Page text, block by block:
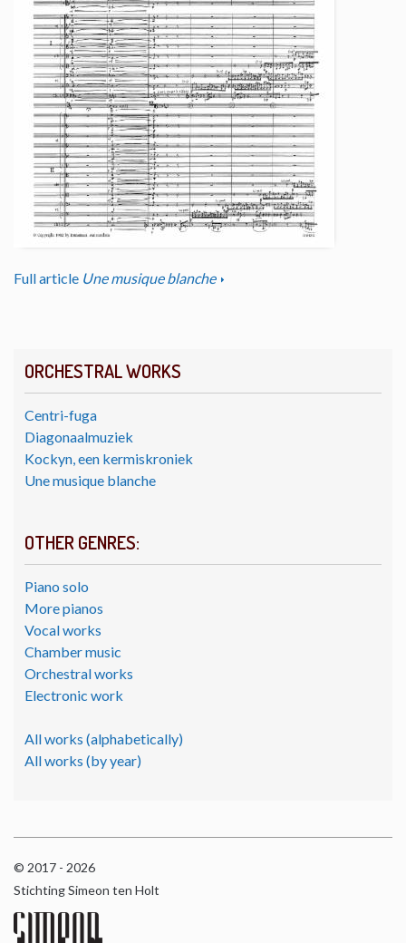
ORCHESTRAL WORKS
Centri-fuga
Diagonaalmuziek
Kockyn, een kermiskroniek
Une musique blanche
OTHER GENRES:
Piano solo
More pianos
Vocal works
Chamber music
Orchestral works
Electronic work
All works (alphabetically)
All works (by year)
Full article Une musique blanche
© 2017 - 2026
Stichting Simeon ten Holt